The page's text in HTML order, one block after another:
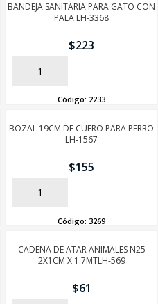
BANDEJA SANITARIA PARA GATO CON
PALA LH-3368
$223
AÑADIR
Código: 2233
BOZAL 19CM DE CUERO PARA PERRO
LH-1567
$155
AÑADIR
Código: 3269
CADENA DE ATAR ANIMALES N25
2X1CM X 1.7MTLH-569
$61